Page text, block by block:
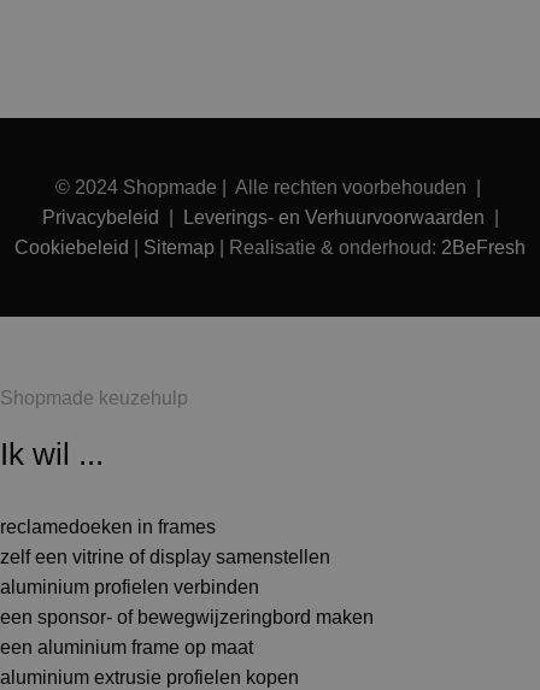
© 2024 Shopmade | Alle rechten voorbehouden |
Privacybeleid
Leverings- en Verhuurvoorwaarden
Cookiebeleid
Sitemap | Realisatie & onderhoud: 2BeFresh
Shopmade keuzehulp
Ik wil ...
reclamedoeken in frames
zelf een vitrine of display samenstellen
aluminium profielen verbinden
een sponsor- of bewegwijzeringbord maken
een aluminium frame op maat
aluminium extrusie profielen kopen